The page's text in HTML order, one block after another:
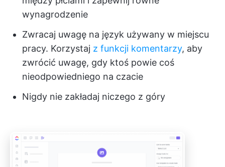
wynagrodzenie
Zwracaj uwagę na język używany w miejscu
pracy. Korzystaj z funkcji komentarzy, aby
zwrócić uwagę, gdy ktoś powie coś
nieodpowiedniego na czacie
Nigdy nie zakładaj niczego z góry